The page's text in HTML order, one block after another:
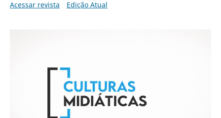
Acessar revista
Edição Atual